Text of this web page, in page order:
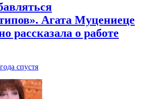
Агата Муцениеце
рассказала о работе
спустя